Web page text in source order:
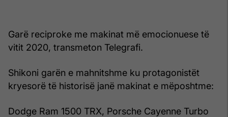
Garë reciproke me makinat më emocionuese të
vitit 2020, transmeton Telegrafi.
Shikoni garën e mahnitshme ku protagonistët
kryesorë të historisë janë makinat e mëposhtme:
Dodge Ram 1500 TRX, Porsche Cayenne Turbo